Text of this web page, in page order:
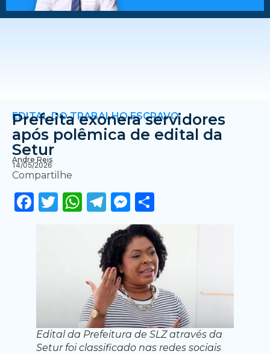
EDITAL DO TRABALHO ESCRAVO
Prefeita exonera servidores
após polêmica de edital da
Setur
Andre Reis
14/05/2026
Compartilhe
Facebook
Twitter
WhatsApp
Telegram
Messenger
Edital da Prefeitura de SLZ através da
Setur foi classificado nas redes sociais